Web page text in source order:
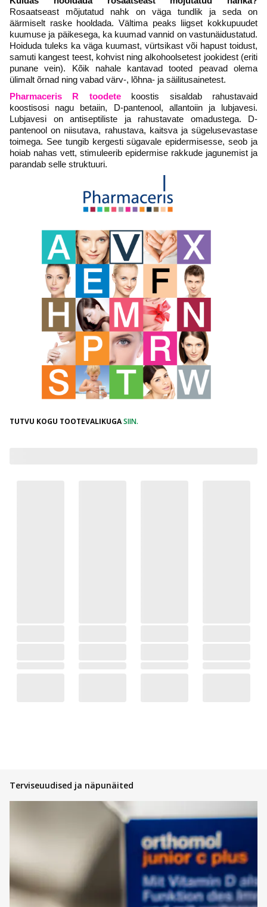
Rosaatseast mõjutatud nahk on väga tundlik ja seda on
äärmiselt raske hooldada. Vältima peaks liigset kokkupuudet
kuumuse ja päikesega, ka kuumad vannid on vastunäidustatud.
Hoiduda tuleks ka väga kuumast, vürtsikast või hapust toidust,
samuti kangest teest, kohvist ning alkohoolsetest jookidest (eriti
punane vein).
Kõik nahale kantavad tooted peavad olema
ülimalt õrnad ning vabad värv-, lõhna- ja säilitusainetest.
Pharmaceris R toodetekoostis sisaldab rahustavaid
koostisosi nagu betaiin, D-pantenool, allantoiin ja lubjavesi.
Lubjavesi on antiseptiliste ja rahustavate omadustega. D-
pantenool on niisutava, rahustava, kaitsva ja sügelusevastase
toimega. See tungib kergesti sügavale epidermisesse, seob ja
hoiab nahas vett, stimuleerib epidermise rakkude jagunemist ja
parandab selle struktuuri.
TUTVU KOGU TOOTEVALIKUGASIIN.
Terviseuudised ja näpunäited